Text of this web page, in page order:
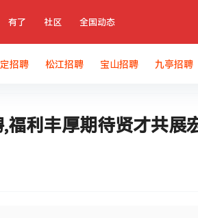
有了 社区 全国动态
招聘 松江招聘 宝山招聘 九亭招聘
利丰厚期待贤才共展